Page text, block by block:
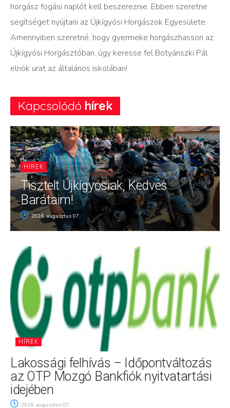
horgász fogási naplót kell beszereznie. Ebben szeretne
segítséget nyújtani az Újkígyósi Horgászok Egyesülete.
Amennyiben szeretné, hogy gyermeke horgászhasson az
Újkígyósi Horgásztóban, úgy keresse fel Botyánszki Pál
elnök urat az általános iskolában!
Kapcsolódó hírek
HÍREK
Tisztelt Újkígyósiak, Kedves
Barátaim!
2026. augusztus 07.
HÍREK
Lakossági felhívás – Időpontváltozás
az OTP Mozgó Bankfiók nyitvatartási
idejében
2026. augusztus 07.